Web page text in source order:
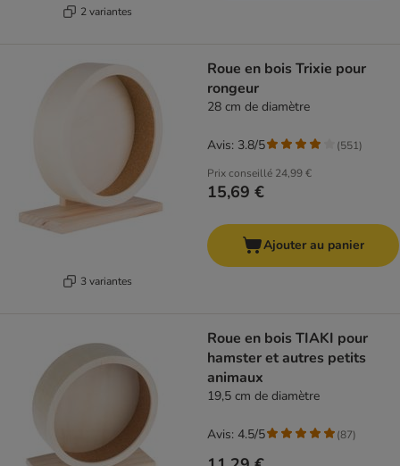
2 variantes
3 variantes
Roue en bois Trixie pour
rongeur
28 cm de diamètre
Prix conseillé 24,99 €
15,69 €
Avis: 3.8/5 (551)
Ajouter au panier
Roue en bois TIAKI pour
hamster et autres petits
animaux
19,5 cm de diamètre
Avis: 4.5/5 (87)